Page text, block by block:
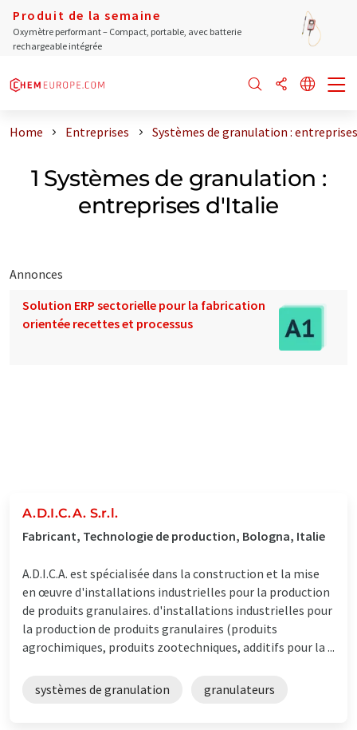
Produit de la semaine
Oxymètre performant – Compact, portable, avec batterie
rechargeable intégrée
Home Entreprises Systèmes de granulation :
1 Systèmes de granulation :
entreprises d'Italie
Annonces
Solution ERP sectorielle pour la fabrication
orientée recettes et processus
A.D.I.C.A. S.r.l.
Fabricant, Technologie de production, Bologna, Italie
A.D.I.C.A. est spécialisée dans la construction et la mise
en œuvre d'installations industrielles pour la production
de produits granulaires. d'installations industrielles pour
la production de produits granulaires (produits
agrochimiques, produits zootechniques, additifs pour la ...
systèmes de granulation granulateurs